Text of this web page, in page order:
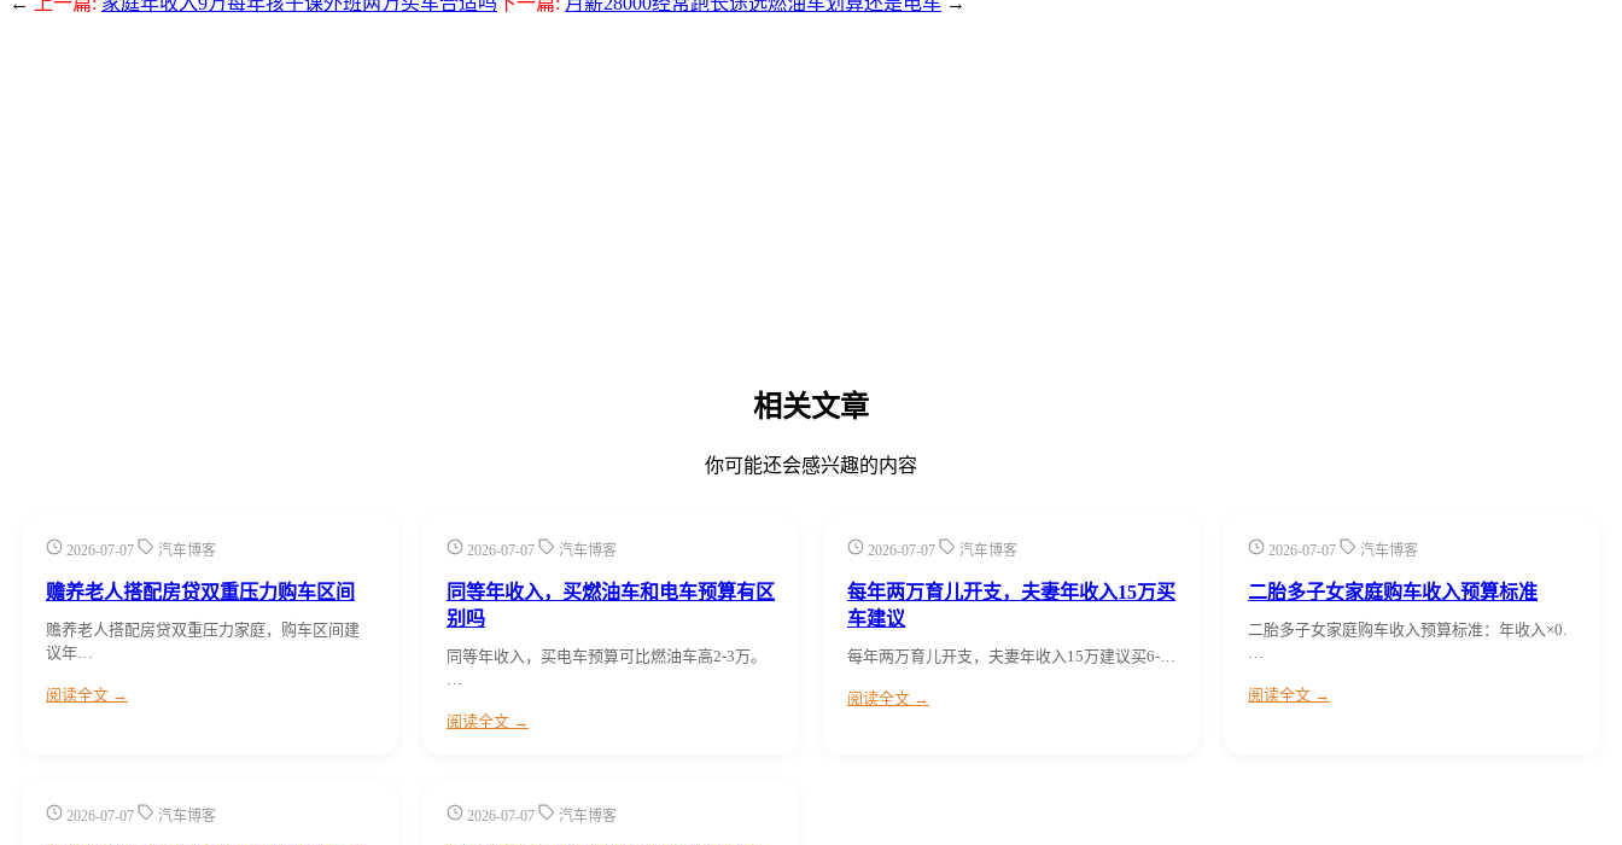
相关文章
你可能还会感兴趣的内容
2026-07-07 汽车博客
赡养老人搭配房贷双重压力购车区间
赡养老人搭配房贷双重压力家庭，购车区间建
议年…
阅读全文 →
2026-07-07 汽车博客
同等年收入，买燃油车和电车预算有区
别吗
同等年收入，买电车预算可比燃油车高2-3万。
阅读全文 →
2026-07-07 汽车博客
每年两万育儿开支，夫妻年收入15万买
车建议
每年两万育儿开支，夫妻年收入15万建议买6-…
阅读全文 →
2026-07-07 汽车博客
二胎多子女家庭购车收入预算标准
二胎多子女家庭购车收入预算标准：年收入×0.
阅读全文 →
2026-07-07 汽车博客 2026-07-07 汽车博客